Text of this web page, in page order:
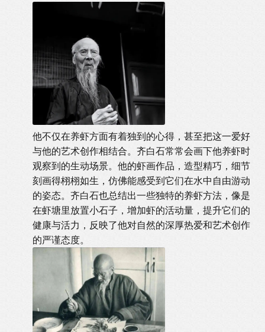
他不仅在养虾方面有着独到的心得，甚至把这一爱好
与他的艺术创作相结合。齐白石常常会画下他养虾时
观察到的生动场景。他的虾画作品，造型精巧，细节
刻画得栩栩如生，仿佛能感受到它们在水中自由游动
的姿态。齐白石也总结出一些独特的养虾方法，像是
在虾塘里放置小石子，增加虾的活动量，提升它们的
健康与活力，反映了他对自然的深厚热爱和艺术创作
的严谨态度。